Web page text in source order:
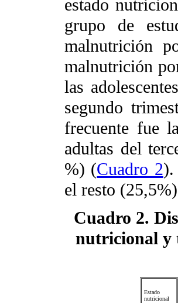
estado
grupo de
malnutrición
malnutrición
las
segundo
frecuente fue
adultas del
%) (Cuadro 2).
el resto
Cuadro 2.
nutricional y
Estado
nutricional